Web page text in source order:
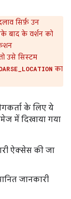
सिर्फ़ उन
बाद के वर्शन को
उसे सिस्टम
का
के लिए ये
में दिखाया गया
ऐक्सेस की जा
जानकारी